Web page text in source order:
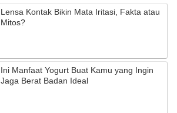
Lensa Kontak Bikin Mata Iritasi, Fakta atau
Mitos?
Ini Manfaat Yogurt Buat Kamu yang Ingin
Jaga Berat Badan Ideal